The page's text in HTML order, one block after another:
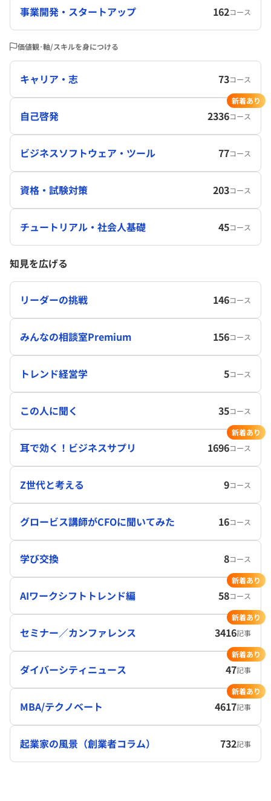
事業開発・スタートアップ 162コース
価値観･軸/スキルを身につける
キャリア・志 73コース
自己啓発 2336コース
新着あり
ビジネスソフトウェア・ツール 77コース
資格・試験対策 203コース
チュートリアル・社会人基礎 45コース
知見を広げる
リーダーの挑戦 146コース
みんなの相談室Premium 156コース
トレンド経営学 5コース
この人に聞く 35コース
耳で効く！ビジネスサプリ 1696コース
新着あり
Z世代と考える 9コース
グロービス講師がCFOに聞いてみた 16コース
学び交換 8コース
AIワークシフトトレンド編 58コース
新着あり
セミナー／カンファレンス 3416記事
新着あり
ダイバーシティニュース 47記事
新着あり
MBA/テクノベート 4617記事
新着あり
起業家の風景（創業者コラム） 732記事